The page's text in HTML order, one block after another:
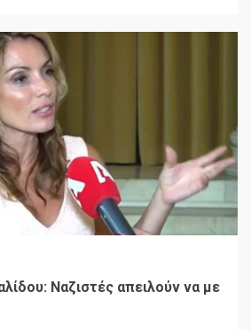
Ναζιστές απειλούν να με